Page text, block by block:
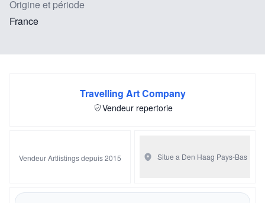
Origine et période
France
Travelling Art Company
Vendeur repertorie
Vendeur Artlistings depuis 2015 Situe a Den Haag Pays-Bas